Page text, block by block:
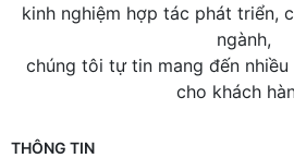
kinh nghiệm hợp tác phát triển,
ngành,
chúng tôi tự tin mang đến
cho khách
THÔNG TIN